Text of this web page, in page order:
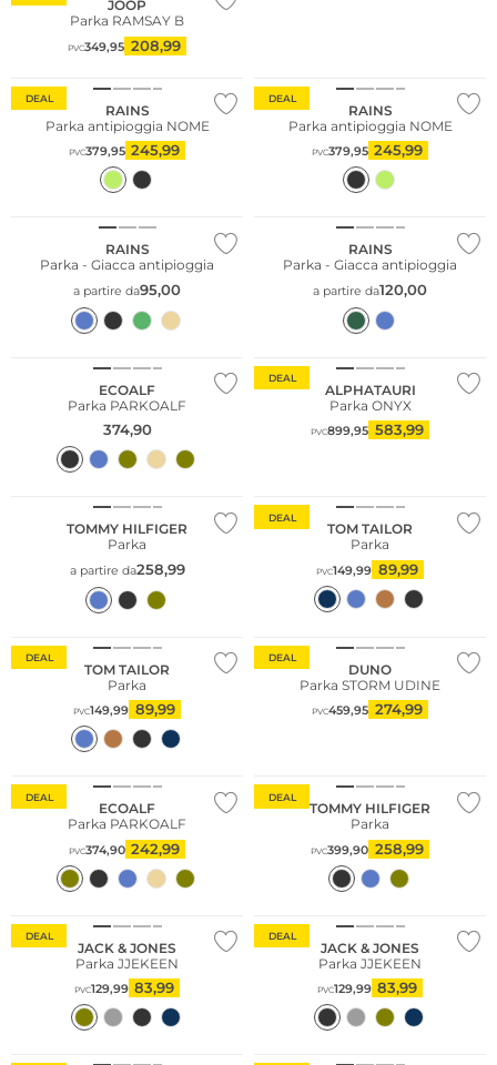
JOOP
Parka RAMSAY B
PVC349,95 208,99
DEAL
RAINS
Parka antipioggia NOME
PVC379,95 245,99
DEAL
RAINS
Parka antipioggia NOME
PVC379,95 245,99
RAINS
Parka - Giacca antipioggia
a partire da95,00
RAINS
Parka - Giacca antipioggia
a partire da120,00
Sostenibile
ECOALF
Parka PARKOALF
374,90
DEAL
ALPHATAURI
Parka ONYX
PVC899,95 583,99
Taglie grandi
TOMMY HILFIGER
Parka
a partire da258,99
DEAL
TOM TAILOR
Parka
PVC149,99 89,99
DEAL
TOM TAILOR
Parka
PVC149,99 89,99
DEAL
DUNO
Parka STORM UDINE
PVC459,95 274,99
DEAL
Sostenibile
ECOALF
Parka PARKOALF
PVC374,90 242,99
DEAL
TOMMY HILFIGER
Parka
PVC399,90 258,99
DEAL
Sostenibile
JACK & JONES
Parka JJEKEEN
PVC129,99 83,99
DEAL
JACK & JONES
Parka JJEKEEN
PVC129,99 83,99